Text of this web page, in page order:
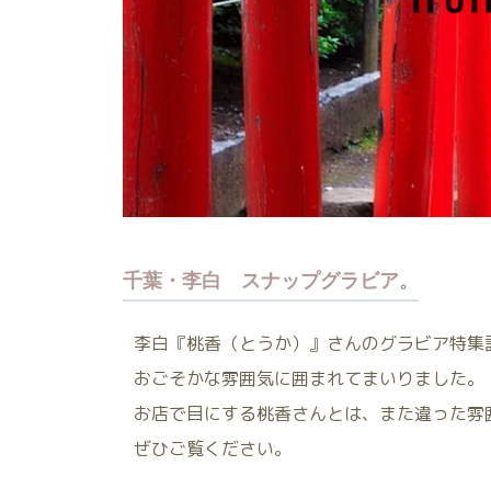
千葉・李白 スナップグラビア。
李白『桃香（とうか）』さんのグラビア特集
おごそかな雰囲気に囲まれてまいりました。
お店で目にする桃香さんとは、また違った
ぜひご覧ください。